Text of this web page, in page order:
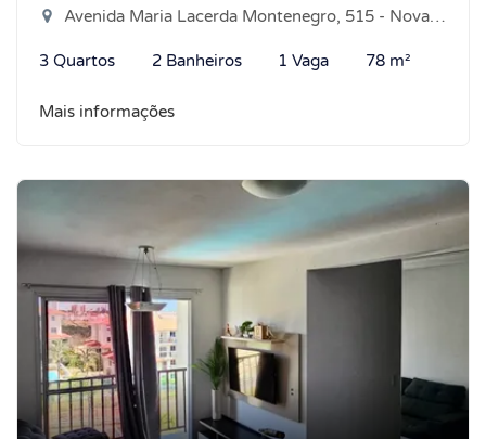
Avenida Maria Lacerda Montenegro, 515 - Nova Parnamirim, Parnamirim-RN
3 Quartos 2 Banheiros 1 Vaga 78 m²
Mais informações